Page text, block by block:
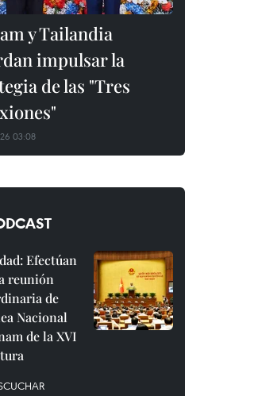
y Tailandia
impulsar la
de las "Tres
03:08
Efectúan
reunión
de
Nacional
de la XVI